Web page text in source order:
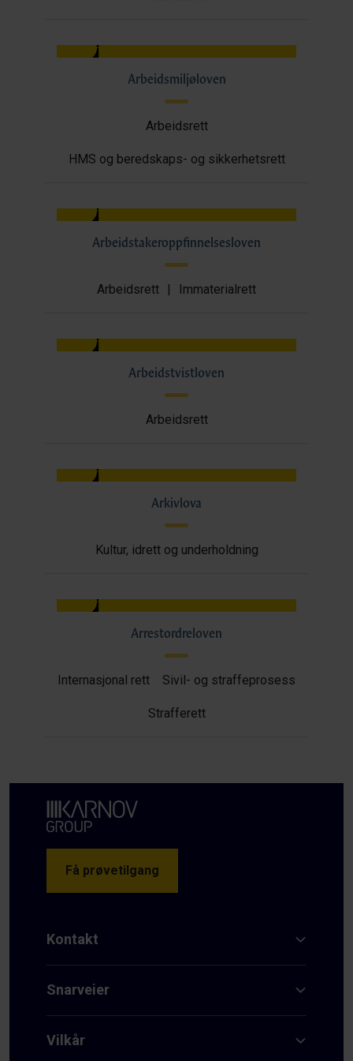
Arbeidsmiljøloven
Arbeidsrett
HMS og beredskaps- og sikkerhetsrett
Arbeidstakeroppfinnelsesloven
Arbeidsrett | Immaterialrett
Arbeidstvistloven
Arbeidsrett
Arkivlova
Kultur, idrett og underholdning
Arrestordreloven
Internasjonal rett Sivil- og straffeprosess
Strafferett
Få prøvetilgang
Kontakt
Snarveier
Vilkår